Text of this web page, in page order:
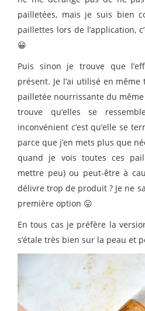
pailletées, mais je suis bien
paillettes lors de l’application,
😀
Puis sinon je trouve que
présent. Je l’ai utilisé en
pailletée nourrissante du
trouve qu’elles se
inconvénient c’est qu’elle se
parce que j’en mets plus que
quand je vois toutes ces
mettre peu) ou peut-être à
délivre trop de produit ? Je ne
première option 😛
En tous cas je préfère la
s’étale très bien sur la peau et